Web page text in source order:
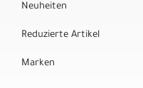
Neuheiten
Reduzierte Artikel
Marken